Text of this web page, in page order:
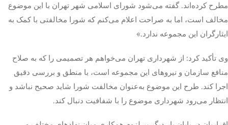
مطرح کرده‌اند. گفته می‌شود شورای اسلامی شهر تهران با این موضوع
مخالف است، اما به صراحت اعلام می‌کنم که شورا مخالفتی با کمک به
ایثارگران این مجموعه ندارد.»
وی تأکید کرد: از شهرداری تهران می‌خواهم هر تصمیمی را که به صلاح
منافع سازمان و نیروهای این مجموعه است، با منطق و بررسی دقیق
اجرا کند. طرح این موضوع به‌عنوان مخالفت شورا شاید صحیح نباشد و
انتظار می‌رود شهرداری موضوع را با شفافیت دنبال کند.